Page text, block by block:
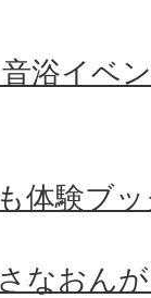
音浴イベ
体験ブ
なおん